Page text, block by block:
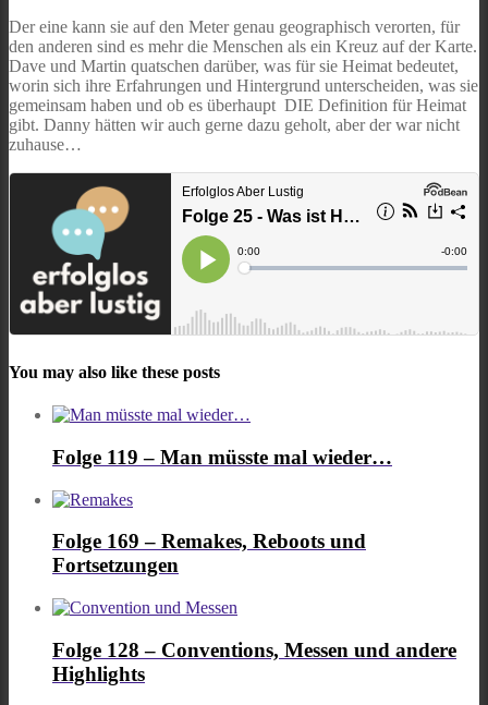
Heimat?
Der eine kann sie auf den Meter genau geographisch verorten, für
den anderen sind es mehr die Menschen als ein Kreuz auf der Karte.
Dave und Martin quatschen darüber, was für sie Heimat bedeutet,
worin sich ihre Erfahrungen und Hintergrund unterscheiden, was sie
gemeinsam haben und ob es überhaupt DIE Definition für Heimat
gibt. Danny hätten wir auch gerne dazu geholt, aber der war nicht
zuhause…
You may also like these posts
Folge 119 – Man müsste mal wieder…
Folge 169 – Remakes, Reboots und
Fortsetzungen
Folge 128 – Conventions, Messen und andere
Highlights